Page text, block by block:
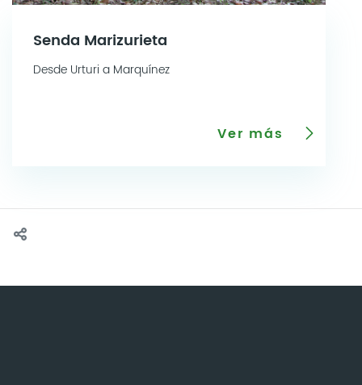
Senda Marizurieta
Desde Urturi a Marquínez
Ver más